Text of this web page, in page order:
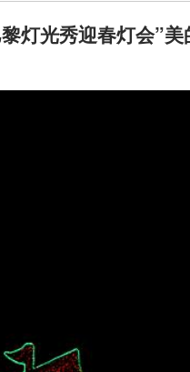
灯光秀迎春灯会”美